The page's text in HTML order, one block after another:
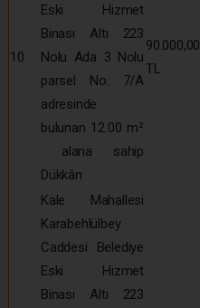
10
Eski Hizmet
Binası Altı 223
Nolu Ada 3 Nolu
parsel No: 7/A
adresinde
bulunan 12.00 m²
alana sahip
Dükkân
90.000,00
TL
Kale Mahallesi
Karabehlülbey
Caddesi Belediye
Eski Hizmet
Binası Altı 223